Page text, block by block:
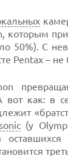
которым
50%). С
Pentax – не
вот как: в
(у